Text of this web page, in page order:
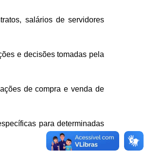
salários de servidores
e decisões tomadas pela
de compra e venda de
para determinadas